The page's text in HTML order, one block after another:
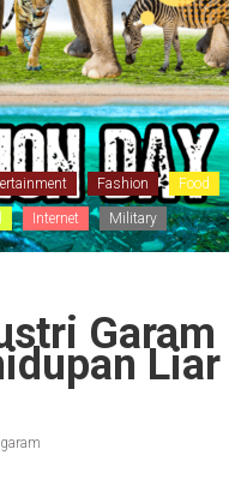
Fashion Food
Internet Military
Garam
Liar